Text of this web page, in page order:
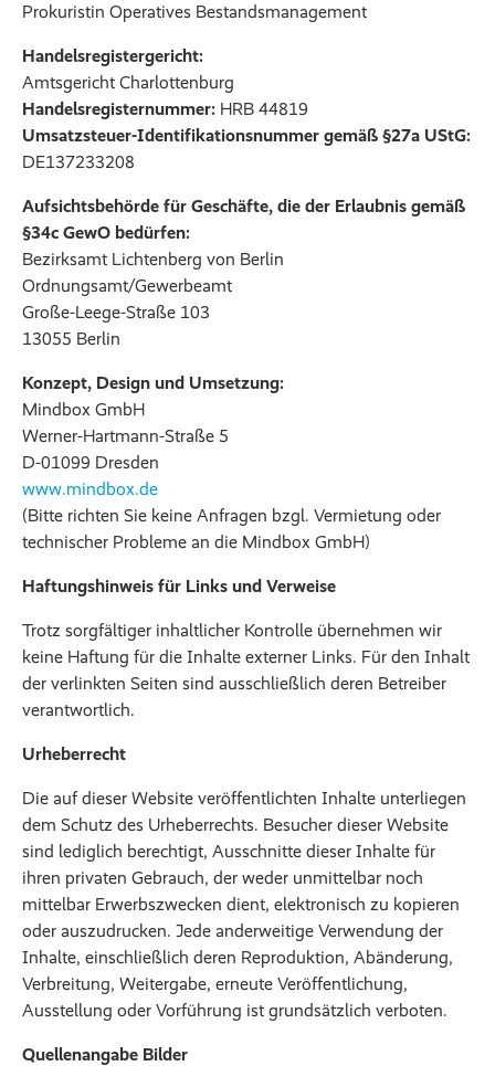
Prokuristin Operatives Bestandsmanagement
Handelsregistergericht:
Amtsgericht Charlottenburg
Handelsregisternummer: HRB 44819
Umsatzsteuer-Identifikationsnummer gemäß §27a UStG:
DE137233208
Aufsichtsbehörde für Geschäfte, die der Erlaubnis gemäß
§34c GewO bedürfen:
Bezirksamt Lichtenberg von Berlin
Ordnungsamt/Gewerbeamt
Große-Leege-Straße 103
13055 Berlin
Konzept, Design und Umsetzung:
Mindbox GmbH
Werner-Hartmann-Straße 5
D-01099 Dresden
www.mindbox.de
(Bitte richten Sie keine Anfragen bzgl. Vermietung oder
technischer Probleme an die Mindbox GmbH)
Haftungshinweis für Links und Verweise
Trotz sorgfältiger inhaltlicher Kontrolle übernehmen wir
keine Haftung für die Inhalte externer Links. Für den Inhalt
der verlinkten Seiten sind ausschließlich deren Betreiber
verantwortlich.
Urheberrecht
Die auf dieser Website veröffentlichten Inhalte unterliegen
dem Schutz des Urheberrechts. Besucher dieser Website
sind lediglich berechtigt, Ausschnitte dieser Inhalte für
ihren privaten Gebrauch, der weder unmittelbar noch
mittelbar Erwerbszwecken dient, elektronisch zu kopieren
oder auszudrucken. Jede anderweitige Verwendung der
Inhalte, einschließlich deren Reproduktion, Abänderung,
Verbreitung, Weitergabe, erneute Veröffentlichung,
Ausstellung oder Vorführung ist grundsätzlich verboten.
Quellenangabe Bilder